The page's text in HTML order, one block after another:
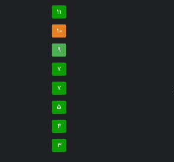
11
10
9
7
7
5
4
3